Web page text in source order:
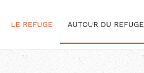
LE REFUGE AUTOUR DU REFUGE